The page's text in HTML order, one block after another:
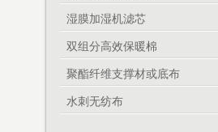
湿膜加湿机滤芯
双组分高效保暖棉
聚酯纤维支撑材或底布
水刺无纺布